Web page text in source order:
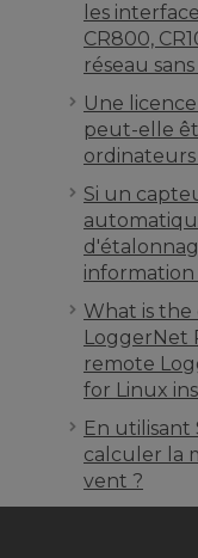
les
CR800,
réseau
Une
peut-elle
Si un
information
What is
LoggerNet
remote
for Linux
En utilisant
calculer la
vent ?